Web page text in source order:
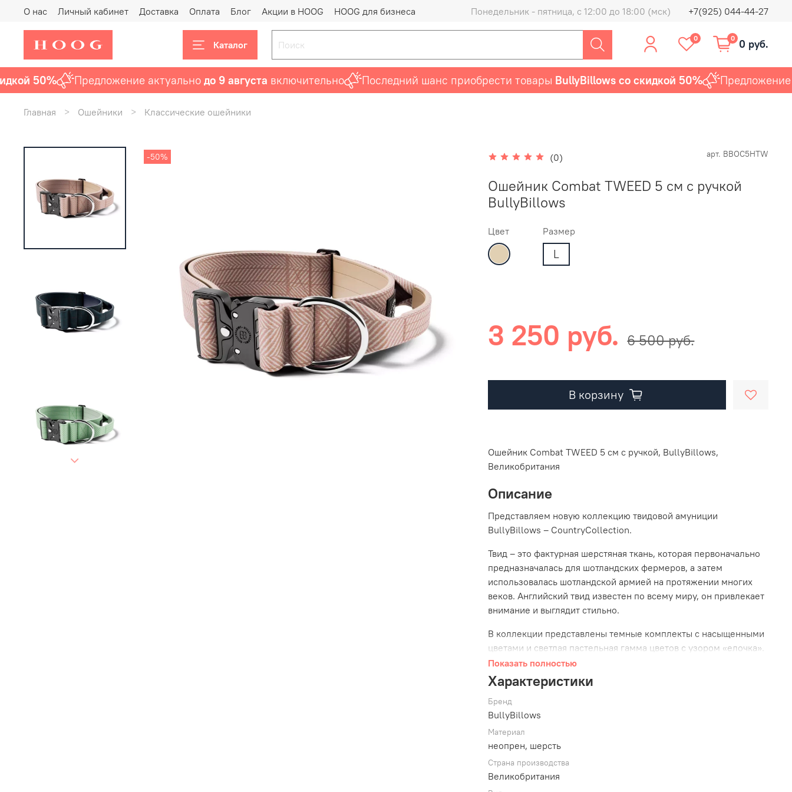
О нас Личный кабинет Доставка Оплата Блог Акции в HOOG HOOG для бизнеса Понедельник - пятница, с 12:00 до 18:00 (мск) +7(925) 044-44-27
Каталог
0 0 0 руб.
50% Предложение актуальнодо 9 августавключительно Последний шанс приобрести товарыBullyBillows со скидкой 50% Предложение
Главная Ошейники Классические ошейники
-50% (0) арт. BBOC5HTW
Ошейник Combat TWEED 5 см с ручкой
BullyBillows
Цвет Размер
L
3 250 руб. 6 500 руб.
В корзину
Ошейник Combat TWEED 5 см с ручкой, BullyBillows,
Великобритания
Описание
Представляем новую коллекцию твидовой амуниции
BullyBillows – CountryCollection.
Твид – это фактурная шерстяная ткань, которая первоначально
предназначалась для шотландских фермеров, а затем
использовалась шотландской армией на протяжении многих
веков. Английский твид известен по всему миру, он привлекает
внимание и выглядит стильно.
В коллекции представлены темные комплекты с насыщенными
цветами и светлая пастельная гамма цветов с узором «елочка».
Какой бы вариант вы ни выбрали, вы обязательно выделитесь в
городе и на собачьей площадке!
Ошейник Combat BullyBillows
механизмом «cobra»: он позволяет быстро зафиксировать или
снять амуницию с вашего питомца, удобен в использовании, не
боится морозов, а также используется профессионалами для
Ошейник Combat BullyBillows
Показать полностью
Характеристики
Бренд
BullyBillows
Материал
неопрен, шерсть
Страна производства
Великобритания